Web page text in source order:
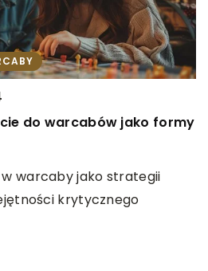
do warcabów jako formy
warcaby jako strategii
krytycznego